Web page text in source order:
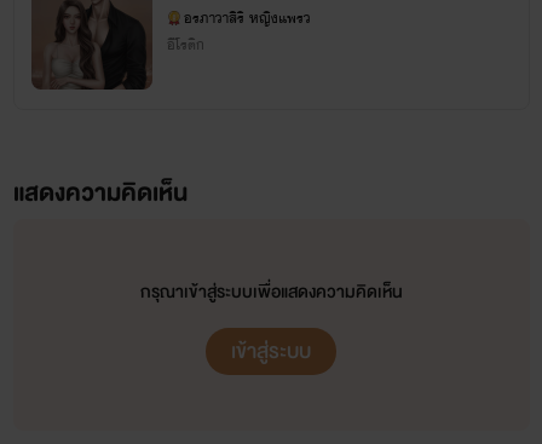
อรภาวาสิริ หญิงแพรว
อีโรติก
แสดงความคิดเห็น
กรุณาเข้าสู่ระบบเพื่อแสดงความคิดเห็น
เข้าสู่ระบบ